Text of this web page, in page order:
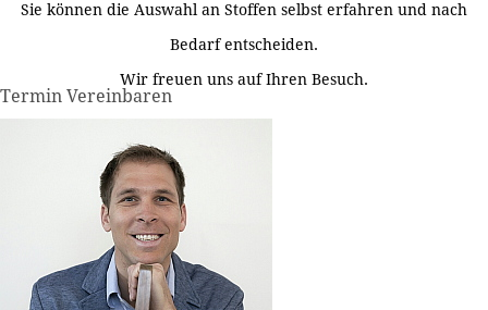
Sie können die Auswahl an Stoffen selbst erfahren und nach
Bedarf entscheiden.
Wir freuen uns auf Ihren Besuch.
Termin Vereinbaren